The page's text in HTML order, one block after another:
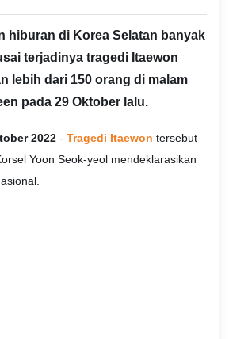
hiburan di Korea Selatan banyak
terjadinya tragedi Itaewon
lebih dari 150 orang di malam
pada 29 Oktober lalu.
2022 - Tragedi Itaewon tersebut
Yoon Seok-yeol mendeklarasikan